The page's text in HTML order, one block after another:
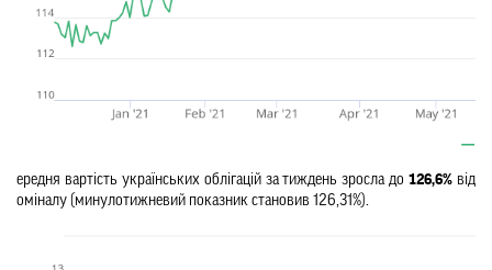
Середня вартість українських облігацій за тиждень зросла до 126,6% від
номіналу (минулотижневий показник становив 126,31%).